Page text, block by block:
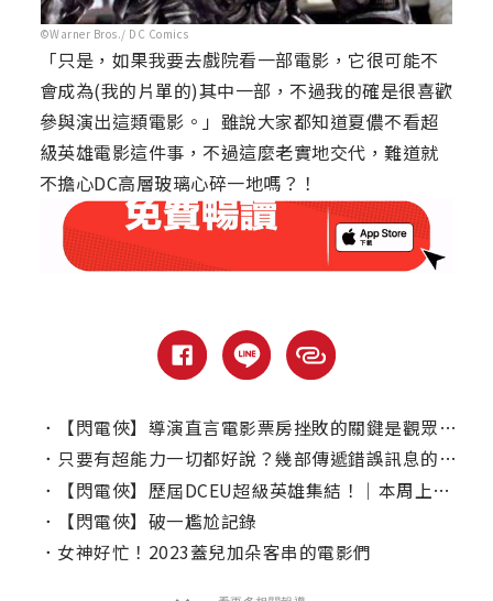
©Warner Bros./ DC Comics
「只是，如果我要去戲院看一部電影，它很可能不
會成為(我的片單的)其中一部，不過我的確是很喜歡
參與演出這類電影。」雖說大家都知道夏儂不看超
級英雄電影這件事，不過這麼老實地交代，難道就
不擔心DC高層玻璃心碎一地嗎？！
．
【閃電俠】導演直言電影票房挫敗的關鍵是觀眾，特別是女性？
． 只要有超能力一切都好說？幾部傳遞錯誤訊息的漫改電影
．
【閃電俠】歷屆DCEU超級英雄集結！｜本周上線、電視首播推薦
．
【閃電俠】破一尷尬記錄
． 女神好忙！2023蓋兒加朵客串的電影們